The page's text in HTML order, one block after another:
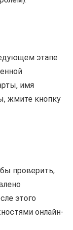
этапе
имя
жмите кнопку
проверить,
этого
онлайн-